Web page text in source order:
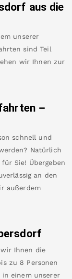
aus die
unserer
sind Teil
wir Ihnen zur
–
schnell und
Natürlich
Sie! Übergeben
an den
außerdem
Ihnen die
zu 8 Personen
in einem unserer